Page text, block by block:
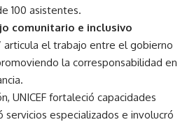
100 asistentes.
comunitario e inclusivo
articula el trabajo entre el gobierno
la corresponsabilidad en
UNICEF fortaleció capacidades
servicios especializados e involucró